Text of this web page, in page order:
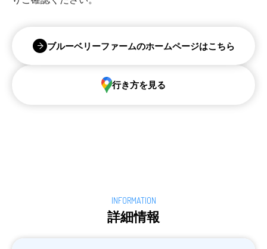
行き方を見る
ブルーベリーファームのホームページはこちら
詳細情報